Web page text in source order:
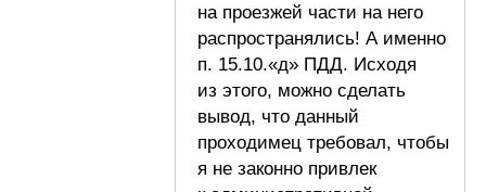
на проезжей части на него
распространялись! А именно
п. 15.10.«д» ПДД. Исходя
из этого, можно сделать
вывод, что данный
проходимец требовал, чтобы
я не законно привлек